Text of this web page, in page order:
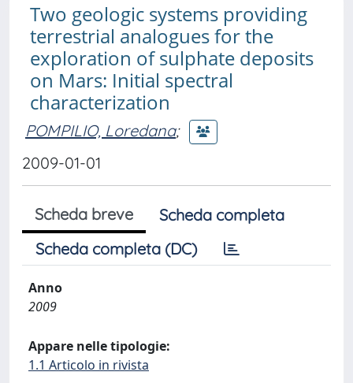
Two geologic systems providing
terrestrial analogues for the
exploration of sulphate deposits
on Mars: Initial spectral
characterization
POMPILIO, Loredana;
2009-01-01
Scheda breve
Scheda completa
Scheda completa (DC)
Anno
2009
Appare nelle tipologie:
1.1 Articolo in rivista